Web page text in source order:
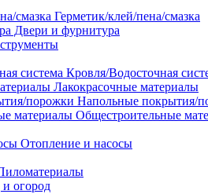
Герметик/клей/пена/смазка
Двери и фурнитура
Кровля/Водосточная
Лакокрасочные материалы
Напольные покрытия/
Общестроительные
Отопление и насосы
огород